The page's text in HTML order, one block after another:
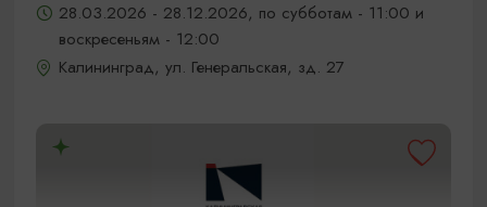
28.03.2026 - 28.12.2026, по субботам - 11:00 и
воскресеньям - 12:00
Калининград, ул. Генеральская, зд. 27